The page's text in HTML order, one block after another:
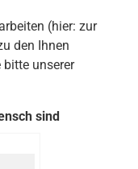
(hier: zur
den Ihnen
bitte unserer
sind